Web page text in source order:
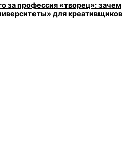
за профессия «творец»: зачем
для креативщиков